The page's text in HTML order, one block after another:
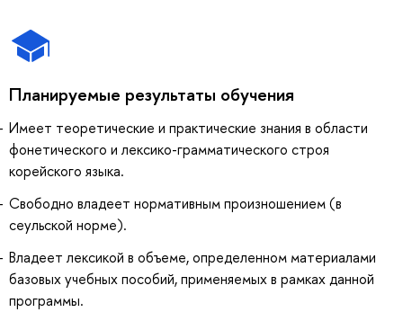
Планируемые результаты обучения
Имеет теоретические и практические знания в области
фонетического и лексико-грамматического строя
корейского языка.
Свободно владеет нормативным произношением (в
сеульской норме).
Владеет лексикой в объеме, определенном материалами
базовых учебных пособий, применяемых в рамках данной
программы.